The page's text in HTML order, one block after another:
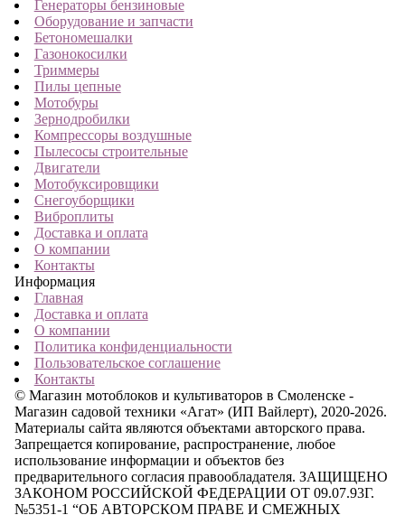
Генераторы бензиновые
Оборудование и запчасти
Бетономешалки
Газонокосилки
Триммеры
Пилы цепные
Мотобуры
Зернодробилки
Компрессоры воздушные
Пылесосы строительные
Двигатели
Мотобуксировщики
Снегоуборщики
Виброплиты
Доставка и оплата
О компании
Контакты
Информация
Главная
Доставка и оплата
О компании
Политика конфиденциальности
Пользовательское соглашение
Контакты
© Магазин мотоблоков и культиваторов в Смоленске -
Магазин садовой техники «Агат» (ИП Вайлерт), 2020-2026.
Материалы сайта являются объектами авторского права.
Запрещается копирование, распространение, любое
использование информации и объектов без
предварительного согласия правообладателя. ЗАЩИЩЕНО
ЗАКОНОМ РОССИЙСКОЙ ФЕДЕРАЦИИ ОТ 09.07.93Г.
№5351-1 “ОБ АВТОРСКОМ ПРАВЕ И СМЕЖНЫХ